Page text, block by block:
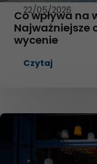
22/05/2026
Co wpływa
Najważniejsze
wycenie
Czytaj